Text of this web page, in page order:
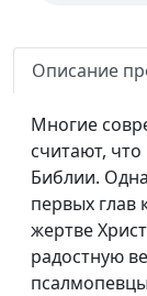
Описание
Многие
считают, что
Библии.
первых глав
жертве
радостную
Не играй с
прятки
Может ли
дьявол?
Призван ли
быть святым?